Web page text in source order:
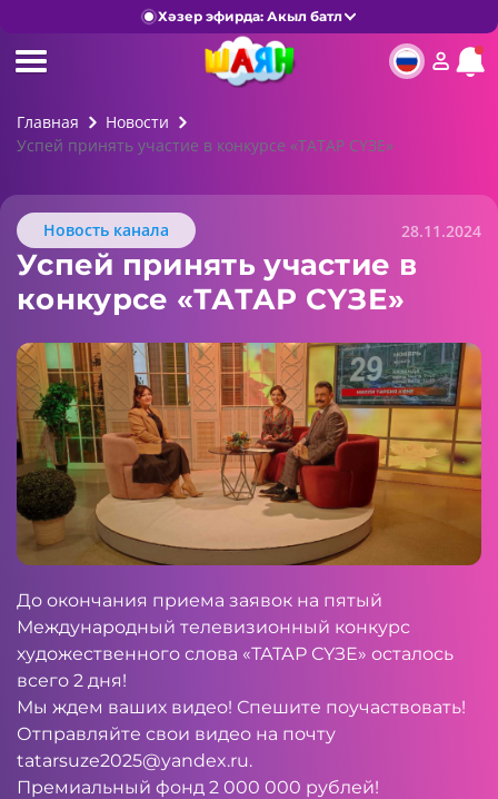
Хәзер эфирда: Акыл батл
Главная
Новости
Успей принять участие в конкурсе «ТАТАР СҮЗЕ»
Новость канала 28.11.2024
Успей принять участие в
конкурсе «ТАТАР СҮЗЕ»
До окончания приема заявок на пятый
Международный телевизионный конкурс
художественного слова «ТАТАР СҮЗЕ» осталось
всего 2 дня!
Мы ждем ваших видео! Спешите поучаствовать!
Отправляйте свои видео на почту
tatarsuze2025@yandex.ru.
Премиальный фонд 2 000 000 рублей!